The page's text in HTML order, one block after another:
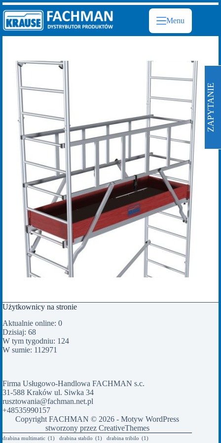
Przejdź
do
treści
Menu
Użytkownicy na stronie
Aktualnie online: 0
Dzisiaj: 68
W tym tygodniu: 124
W sumie: 112971
Firma Usługowo-Handlowa FACHMAN s.c.
31-588 Kraków ul. Siwka 34
rusztowania@fachman.net.pl
+48535990157
Copyright FACHMAN © 2026 - Motyw WordPress
stworzony przez CreativeThemes
drabina multimatic (1) drabina stabilo (1) drabina tribilo (1)
ZAPYTANIE